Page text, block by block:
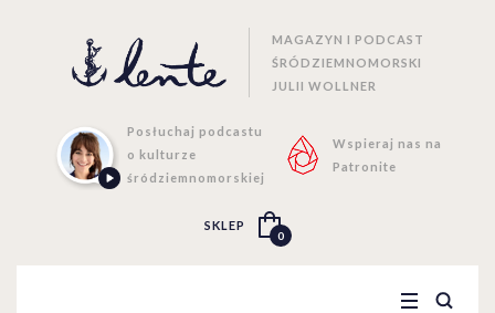
MAGAZYN I PODCAST
ŚRÓDZIEMNOMORSKI
JULII WOLLNER
Posłuchaj podcastu
o kulturze
śródziemnomorskiej
Wspieraj nas na
Patronite
SKLEP
0